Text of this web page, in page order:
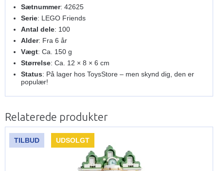
Sætnummer: 42625
Serie: LEGO Friends
Antal dele: 100
Alder: Fra 6 år
Vægt: Ca. 150 g
Størrelse: Ca. 12 × 8 × 6 cm
Status: På lager hos ToysStore – men skynd dig, den er
populær!
Relaterede produkter
TILBUD UDSOLGT